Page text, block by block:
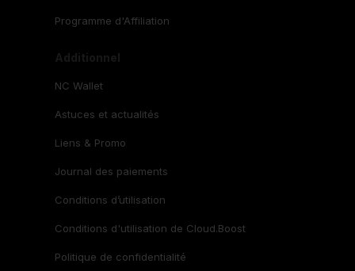
Programme d'Affiliation
NC Wallet
Astuces et actualités
Liens & Promo
Journal des paiements
Conditions d’utilisation
Conditions d'utilisation de Cloud.Boost
Politique de confidentialité